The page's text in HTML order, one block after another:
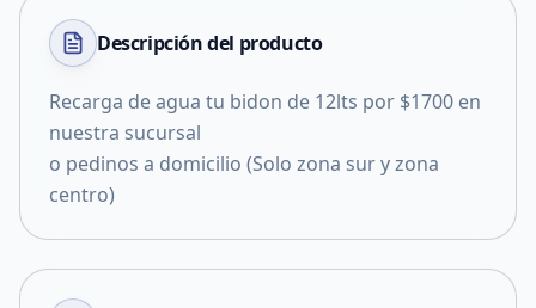
Descripción del producto
Recarga de agua tu bidon de 12lts por $1700 en
nuestra sucursal
o pedinos a domicilio (Solo zona sur y zona
centro)